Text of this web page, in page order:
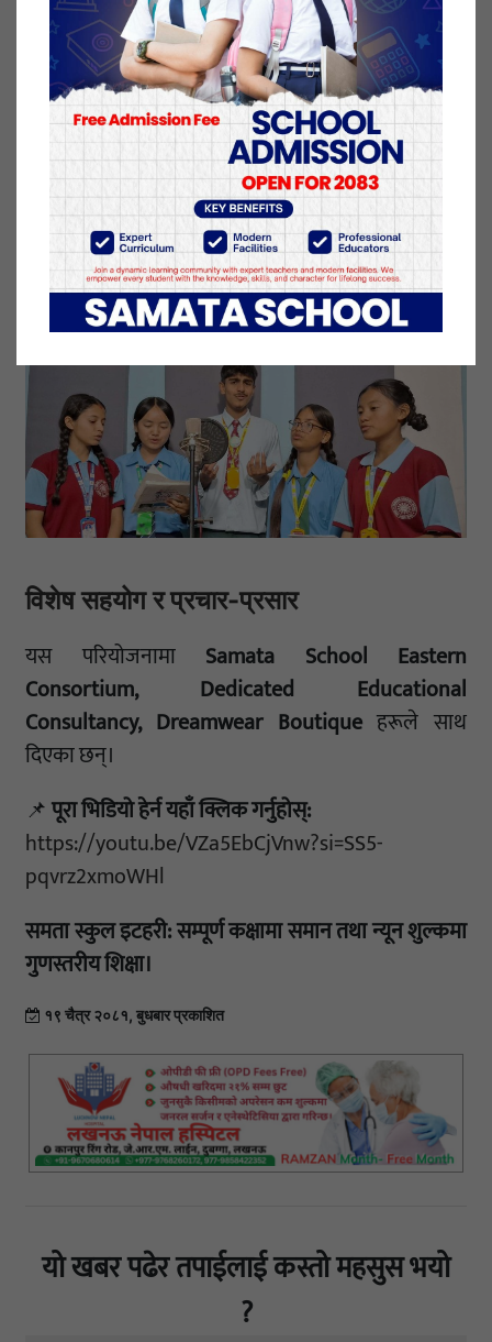
समता स्कुल इटहरीले विद्यार्थीहरूको प्रतिभालाई उजागर गर्दै
सिर्जनात्मक अभिव्यक्तिका लागि प्लेटफर्म उपलब्ध गराउँदै
आएको छ। विद्यालयले सबै वर्गका विद्यार्थीहरूलाई समान
अवसर दिने उद्देश्यसहित न्यून शुल्कमा गुणस्तरीय शिक्षा प्रदान
गर्दै आएको छ। ‘मेरो स्कुल’ गीतले विद्यालयप्रति
विद्यार्थीहरूको माया, गर्व, र आभार व्यक्त गरेको छ। साथै
भिडियोमा विद्यालयका गतिविधि तथा विद्यार्थीहरुको अभिनय
पनि उत्कृष्ट देख्न सकिन्छ।
विशेष सहयोग र प्रचार-प्रसार
यस परियोजनामा Samata School Eastern
Consortium, Dedicated Educational
Consultancy, Dreamwear Boutiqueहरूले साथ
दिएका छन्।
📌पूरा भिडियो हेर्न यहाँ क्लिक गर्नुहोस्:
https://youtu.be/VZa5EbCjVnw?si=SS5-
pqvrz2xmoWHl
समता स्कुल इटहरी: सम्पूर्ण कक्षामा समान तथा न्यून शुल्कमा
गुणस्तरीय शिक्षा।
१९ चैत्र २०८१, बुधबार प्रकाशित
यो खबर पढेर तपाईलाई कस्तो महसुस भयो
?